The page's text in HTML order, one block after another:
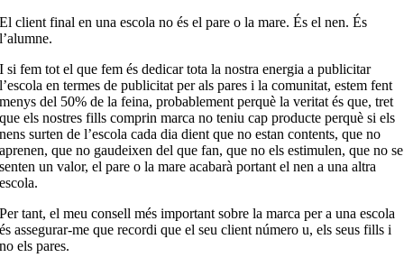
El client final en una escola no és el pare o la mare. És el nen. És
l’alumne.
I si fem tot el que fem és dedicar tota la nostra energia a publicitar
l’escola en termes de publicitat per als pares i la comunitat, estem fent
menys del 50% de la feina, probablement perquè la veritat és que, tret
que els nostres fills comprin marca no teniu cap producte perquè si els
nens surten de l’escola cada dia dient que no estan contents, que no
aprenen, que no gaudeixen del que fan, que no els estimulen, que no se
senten un valor, el pare o la mare acabarà portant el nen a una altra
escola.
Per tant, el meu consell més important sobre la marca per a una escola
és assegurar-me que recordi que el seu client número u, els seus fills i
no els pares.